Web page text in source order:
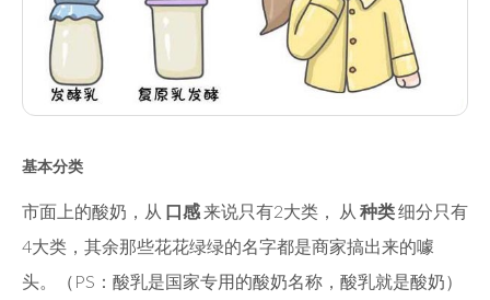
基本分类
市面上的酸奶，从 口感来说只有2大类， 从 种类细分只有
4大类，其余那些花花绿绿的名字都是商家搞出来的噱
头。（PS：酸乳是国家专用的酸奶名称，酸乳就是酸奶）